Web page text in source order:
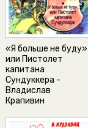
«Я больше не буду»
или Пистолет
капитана
Сундуккера -
Владислав
Крапивин